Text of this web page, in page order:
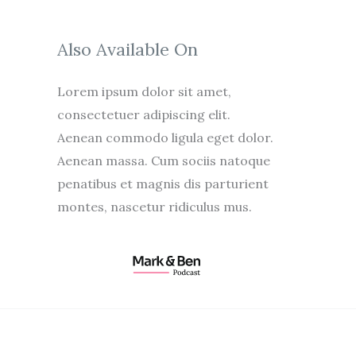
Also Available On
Lorem ipsum dolor sit amet,
consectetuer adipiscing elit.
Aenean commodo ligula eget dolor.
Aenean massa. Cum sociis natoque
penatibus et magnis dis parturient
montes, nascetur ridiculus mus.